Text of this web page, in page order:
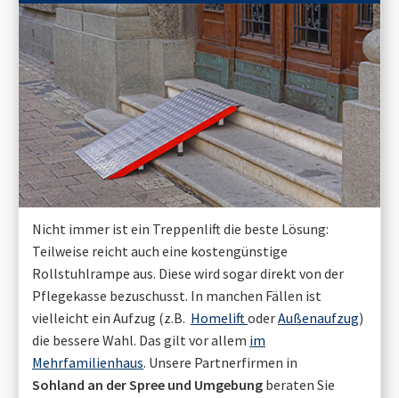
Nicht immer ist ein Treppenlift die beste Lösung:
Teilweise reicht auch eine kostengünstige
Rollstuhlrampe aus. Diese wird sogar direkt von der
Pflegekasse bezuschusst. In manchen Fällen ist
vielleicht ein Aufzug (z.B. HomeliftoderAußenaufzug)
die bessere Wahl. Das gilt vor allem im
Mehrfamilienhaus. Unsere Partnerfirmen in
Sohland an der Spree und Umgebung beraten Sie